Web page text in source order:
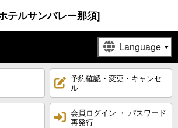
テルサンバレー那須]
予約確認・変更・キャンセ
ル
会員ログイン ・ パスワード
再発行